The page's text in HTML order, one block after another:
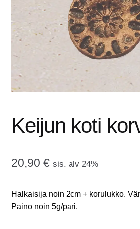
OTA YHTEYTTÄ
GALLERIA
MAINOSMÖRKÖ
OSTOSKORI
Keijun koti
20,90 € sis. alv 24%
Halkaisija noin 2cm + korulukko.
Paino noin 5g/pari.